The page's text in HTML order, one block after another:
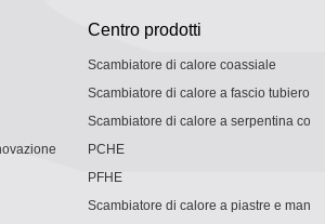
Centro prodotti
Scambiatore di calore coassiale
Scambiatore di calore a fascio tubiero
Scambiatore di calore a serpentina con
PCHE
PFHE
Scambiatore di calore a piastre e